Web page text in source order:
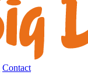
Contact